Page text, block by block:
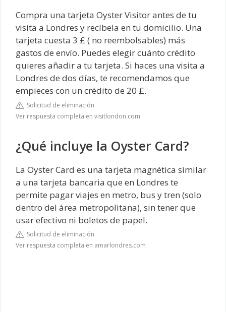
Compra una tarjeta Oyster Visitor antes de tu
visita a Londres y recíbela en tu domicilio. Una
tarjeta cuesta 3 £ ( no reembolsables) más
gastos de envío. Puedes elegir cuánto crédito
quieres añadir a tu tarjeta. Si haces una visita a
Londres de dos días, te recomendamos que
empieces con un crédito de 20 £.
Solicitud de eliminación
Ver respuesta completa en visitlondon.com
¿Qué incluye la Oyster Card?
La Oyster Card es una tarjeta magnética similar
a una tarjeta bancaria que en Londres te
permite pagar viajes en metro, bus y tren (solo
dentro del área metropolitana), sin tener que
usar efectivo ni boletos de papel.
Solicitud de eliminación
Ver respuesta completa en amarlondres.com